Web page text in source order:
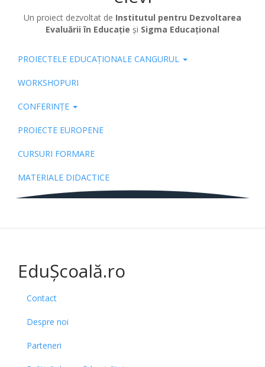
Un proiect dezvoltat de Institutul pentru Dezvoltarea
Evaluării în Educație și Sigma Educațional
Pub
PROIECTELE EDUCAȚIONALE CANGURUL
WORKSHOPURI
CONFERINȚE
PROIECTE EUROPENE
CURSURI FORMARE
MATERIALE DIDACTICE
EduȘcoală.ro
Contact
Despre noi
Parteneri